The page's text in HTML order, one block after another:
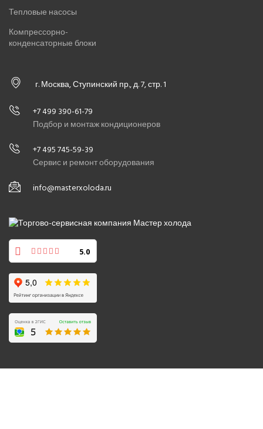
Тепловые насосы
Компрессорно-
конденсаторные блоки
г. Москва, Ступинский пр., д. 7, стр. 1
+7 499 390-61-79
Подбор и монтаж кондиционеров
+7 495 745-59-39
Сервис и ремонт оборудования
info@masterxoloda.ru
5.0